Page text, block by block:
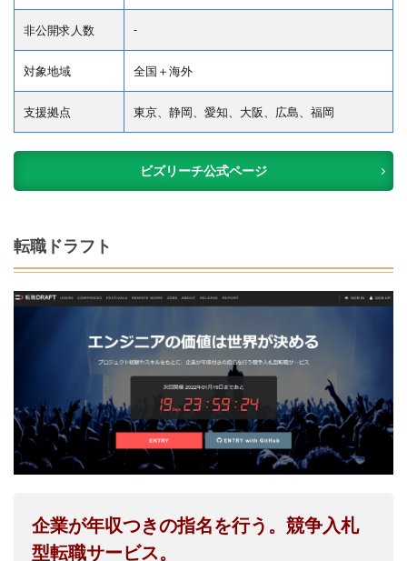
非公開求人数 ‐
対象地域 全国＋海外
支援拠点 東京、静岡、愛知、大阪、広島、福岡
ビズリーチ公式ページ
転職ドラフト
企業が年収つきの指名を行う。競争入札
型転職サービス。